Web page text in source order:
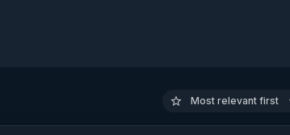
Most relevant first